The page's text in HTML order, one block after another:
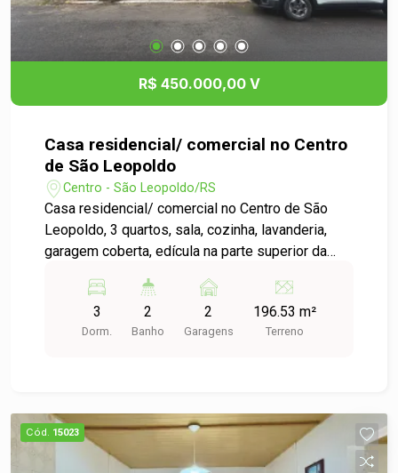
R$ 450.000,00 V
Casa residencial/ comercial no Centro
de São Leopoldo
Centro - São Leopoldo/RS
Casa residencial/ comercial no Centro de São
Leopoldo, 3 quartos, sala, cozinha, lavanderia,
garagem coberta, edícula na parte superior da
ótima localização, fácil acesso a Br 116 para
Porto Alegre ou Novo Hamburgo. seu sonho
espera por você.
3
Dorm.
2
Banho
2
Garagens
196.53 m²
Terreno
Cód. 15023